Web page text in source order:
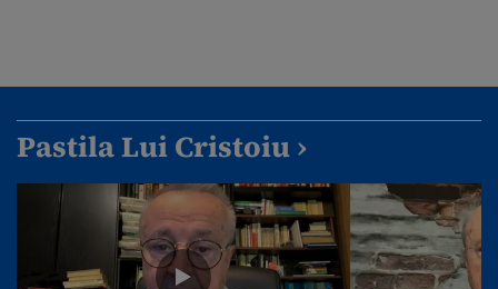
Pastila Lui Cristoiu ›